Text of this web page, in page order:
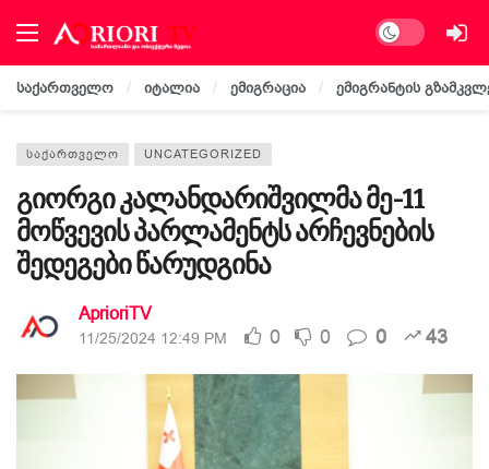
Dark mode
საქართველო იტალია ემიგრაცია ემიგრანტის
ᲡᲐᲥᲐᲠᲗᲕᲔᲚᲝ UNCATEGORIZED
გიორგი კალანდარიშვილმა მე-11
მოწვევის პარლამენტს არჩევნების
შედეგები წარუდგინა
AprioriTV
11/25/2024 12:49 PM 0 0 0 43